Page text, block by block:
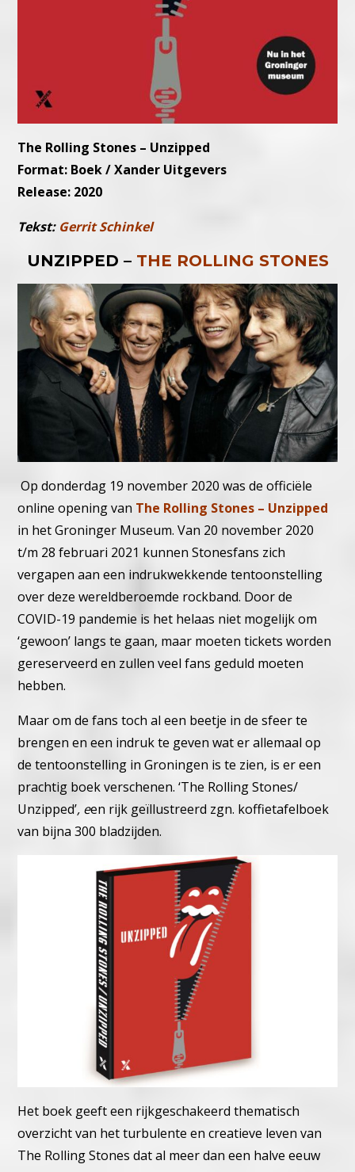
The Rolling Stones – Unzipped
Format: Boek / Xander Uitgevers
Release: 2020
Tekst: Gerrit Schinkel
UNZIPPED – THE ROLLING STONES
Op donderdag 19 november 2020 was de officiële
online opening van The Rolling Stones – Unzipped
in het Groninger Museum. Van 20 november 2020
t/m 28 februari 2021 kunnen Stonesfans zich
vergapen aan een indrukwekkende tentoonstelling
over deze wereldberoemde rockband. Door de
COVID-19 pandemie is het helaas niet mogelijk om
‘gewoon’ langs te gaan, maar moeten tickets worden
gereserveerd en zullen veel fans geduld moeten
hebben.
Maar om de fans toch al een beetje in de sfeer te
brengen en een indruk te geven wat er allemaal op
de tentoonstelling in Groningen is te zien, is er een
prachtig boek verschenen. ‘The Rolling Stones/
Unzipped’, een rijk geïllustreerd zgn. koffietafelboek
van bijna 300 bladzijden.
Het boek geeft een rijkgeschakeerd thematisch
overzicht van het turbulente en creatieve leven van
The Rolling Stones dat al meer dan een halve eeuw